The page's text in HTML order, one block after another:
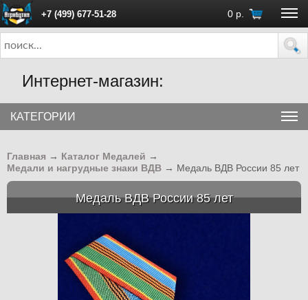
+7 (499) 677-51-28 0 р.
ПН - ПТ с 10:00 до 18:00 (Москва)
Интернет-магазин:
КАТЕГОРИИ
Главная → Каталог Медалей →
Медали и нагрудные знаки ВДВ → Медаль ВДВ России 85 лет
Медаль ВДВ России 85 лет